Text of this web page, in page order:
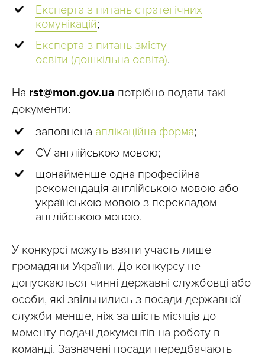
Експерта з питань стратегічних
комунікацій;
Експерта з питань змісту
освіти (дошкільна освіта).
На rst@mon.gov.ua потрібно подати такі
документи:
заповнена аплікаційна форма;
CV англійською мовою;
щонайменше одна професійна
рекомендація англійською мовою або
українською мовою з перекладом
англійською мовою.
У конкурсі можуть взяти участь лише
громадяни України. До конкурсу не
допускаються чинні державні службовці або
особи, які звільнились з посади державної
служби менше, ніж за шість місяців до
моменту подачі документів на роботу в
команді. Зазначені посади передбачають